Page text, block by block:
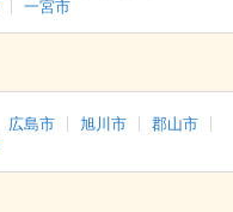
一宮市
広島市 旭川市
郡山市